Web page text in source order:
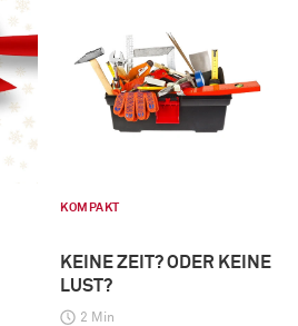
KOMPAKT
KEINE ZEIT? ODER KEINE
LUST?
2 Min